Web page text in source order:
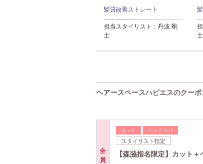
髪質改善ストレート
担当スタイリスト：丹波 剛
士
士
ヘアースペースハピエスのクーポ
全
員
カット ヘッドスパ
スタイリスト指定
【森脇指名限定】カット